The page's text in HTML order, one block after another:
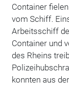
Container
vom Schiff.
Arbeitsschiff
Container und
des Rheins
konnten aus